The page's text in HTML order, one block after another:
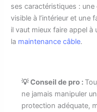
ses caractéristiques :
visible à l’intérieur et une
il vaut mieux faire appel
la maintenance câble.
💡 Conseil de pro :
ne jamais manipuler
protection adéquate,